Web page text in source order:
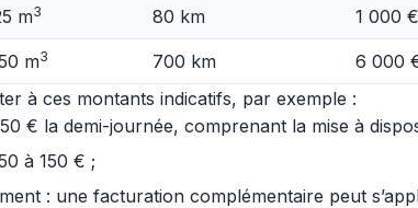
m3 80 km 1 000 €
m3 700 km 6 000
à ces montants indicatifs, par exemple :
€ la demi-journée, comprenant la mise à
à 150 € ;
: une facturation complémentaire peut